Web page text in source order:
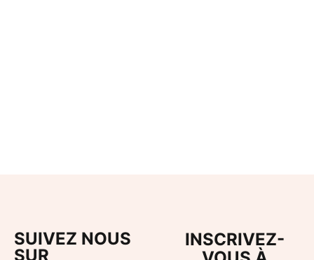
Programme bien vieillir
Objectif prévention
SUIVEZ NOUS
SUR
INSCRIVEZ-